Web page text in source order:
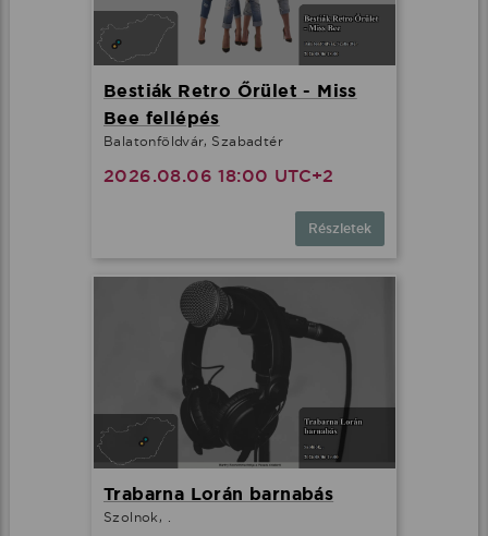
Bestiák Retro Őrület - Miss
Bee fellépés
Balatonföldvár, Szabadtér
2026.08.06 18:00 UTC+2
Részletek
Trabarna Lorán barnabás
Szolnok, .